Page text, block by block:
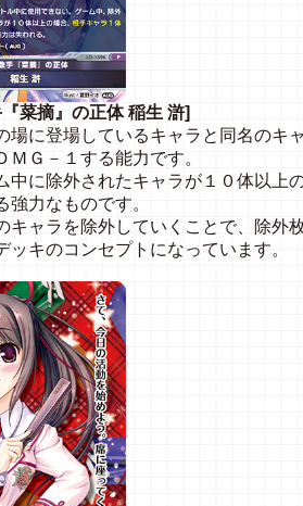
菜摘』の正体 稲生 滸]
場に登場しているキャラと同名のキ
ＭＧ－１する能力です。
中に除外されたキャラが１０体以上
強力なものです。
キャラを除外していくことで、除外
ッキのコンセプトになっています。